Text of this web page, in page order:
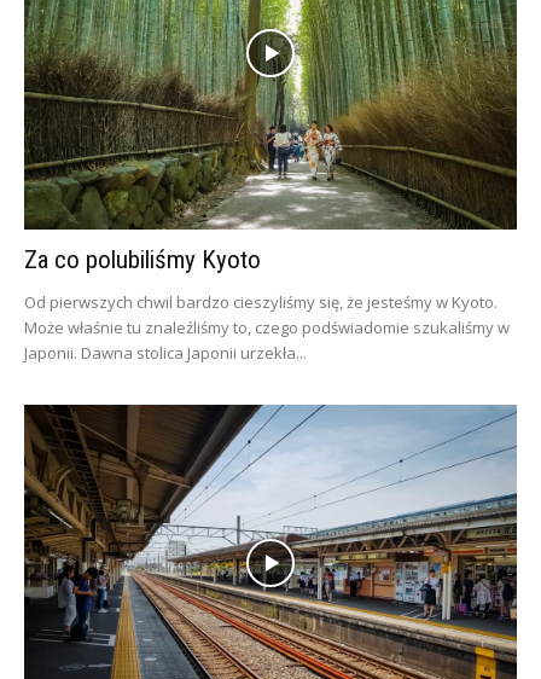
Za co polubiliśmy Kyoto
Od pierwszych chwil bardzo cieszyliśmy się, że jesteśmy w Kyoto.
Może właśnie tu znaleźliśmy to, czego podświadomie szukaliśmy w
Japonii. Dawna stolica Japonii urzekła...